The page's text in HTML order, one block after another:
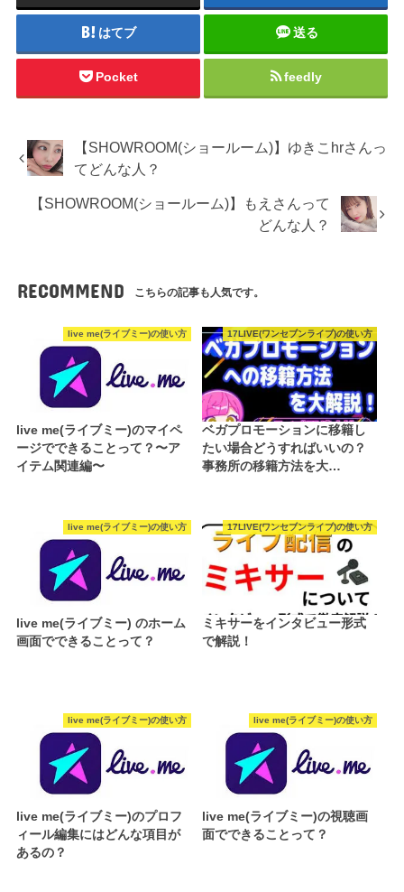
はてブ 送る
Pocket feedly
【SHOWROOM(ショールーム)】ゆきこhrさんっ
てどんな人？
【SHOWROOM(ショールーム)】もえさんって
どんな人？
RECOMMEND こちらの記事も人気です。
live me(ライブミー)の使い方
live me(ライブミー)のマイペ
ージでできることって？〜ア
イテム関連編〜
17LIVE(ワンセブンライブ)の使い方
ベガプロモーションに移籍し
たい場合どうすればいいの？
事務所の移籍方法を大…
live me(ライブミー)の使い方
live me(ライブミー) のホーム
画面でできることって？
17LIVE(ワンセブンライブ)の使い方
ミキサーをインタビュー形式
で解説！
live me(ライブミー)の使い方
live me(ライブミー)のプロフ
ィール編集にはどんな項目が
あるの？
live me(ライブミー)の使い方
live me(ライブミー)の視聴画
面でできることって？